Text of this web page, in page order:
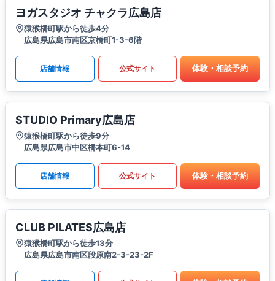
ヨガスタジオ チャクラ広島店
猿猴橋町駅から徒歩4分
広島県広島市南区京橋町1-3-6階
店舗情報 公式サイト 体験・相談予約
STUDIO Primary広島店
猿猴橋町駅から徒歩9分
広島県広島市中区橋本町6-14
店舗情報 公式サイト 体験・相談予約
CLUB PILATES広島店
猿猴橋町駅から徒歩13分
広島県広島市南区段原南2-3-23-2F